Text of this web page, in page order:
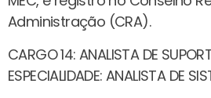
Administração (CRA).
CARGO 14: ANALISTA DE
ESPECIALIDADE: ANALISTA DE